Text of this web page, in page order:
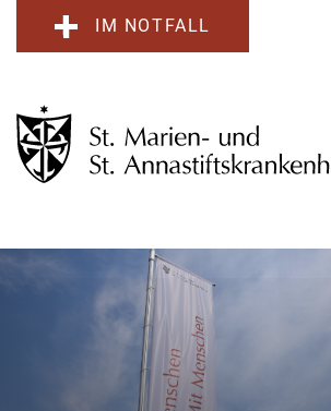
IM NOTFALL